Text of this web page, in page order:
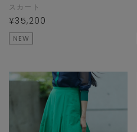
スカート
¥35,200
NEW